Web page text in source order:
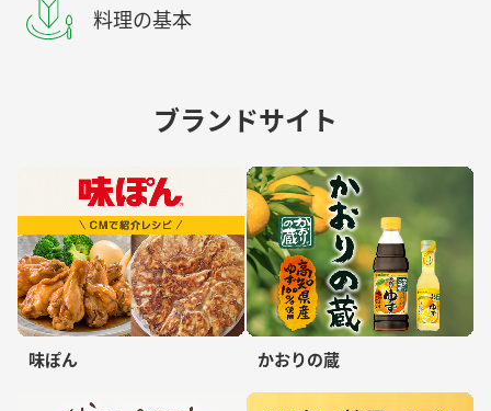
料理の基本
ブランドサイト
味ぽん かおりの蔵